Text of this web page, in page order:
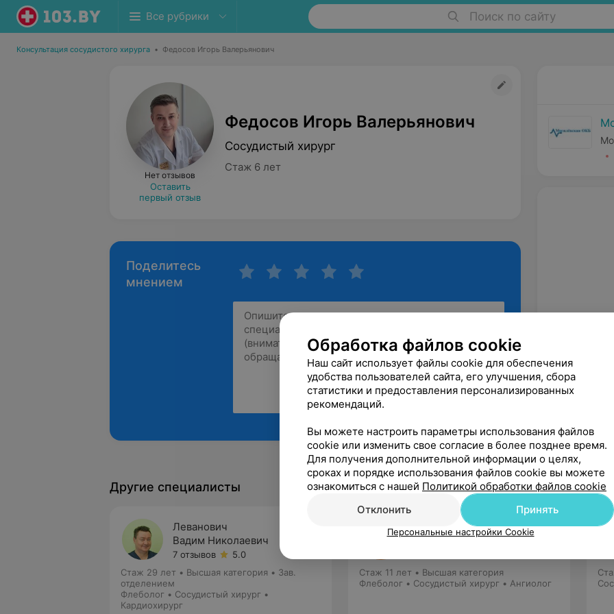
Все рубрики Поиск по сайту
Консультация сосудистого хирурга • Федосов Игорь Валерьянович
Нет отзывов
Оставить
первый отзыв
Федосов Игорь Валерьянович
Сосудистый хирург
Стаж 6 лет
Поделитесь
мнением
Рекомендую
Другие специалисты
Леванович
Вадим Николаевич
7 отзывов
5.0
Стаж 29 лет • Высшая категория • Зав.
отделением
Флеболог • Сосудистый хирург •
Кардиохирург
Кажан
Евгений Валерьевич
Стаж 11 лет • Высшая категория
Флеболог • Сосудистый хирург • Ангиолог
Обработка файлов cookie
Наш сайт использует файлы cookie для обеспечения
удобства пользователей сайта, его улучшения, сбора
статистики и предоставления персонализированных
рекомендаций.
Вы можете настроить параметры использования файлов
cookie или изменить свое согласие в более позднее время.
Для получения дополнительной информации о целях,
сроках и порядке использования файлов cookie вы можете
ознакомиться с нашей Политикой обработки файлов cookie
Отклонить
Принять
Персональные настройки Cookie